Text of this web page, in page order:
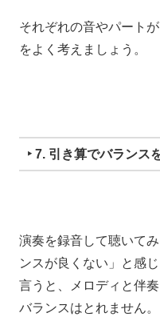
それぞれの音やパート
をよく考えましょう。
‣ 7. 引き算でバランス
演奏を録音して聴いてみ
ンスが良くない」
と感
言うと
メロディと伴
バランスはとれません。